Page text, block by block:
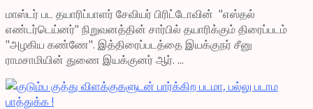
மாஸ்டர் பட தயாரிப்பாளர் சேவியர் பிரிட்டோவின் "எஸ்தல்
எண்டர்டெய்னர்" நிறுவனத்தின் சார்பில் தயாரிக்கும் திரைப்படம்
"அழகிய கண்ணே". இத்திரைப்படத்தை இயக்குநர் சீனு
ராமசாமியின் துணை இயக்குனர் ஆர். ...